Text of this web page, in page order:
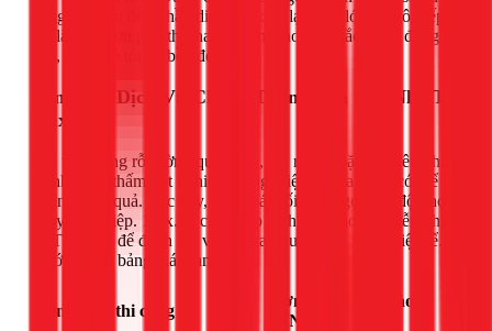
dùng rulo lăn đều phần diện tích còn lại. Đợi lớp 1 khô, tiếp
tục lăn lớp sơn phủ thứ hai để đảm bảo màu sắc được đồng
đều, che phủ tốt và bền đẹp.
Bảng Giá Dịch Vụ Chống Thấm, Sơn Sửa Nhà Tại
1Fix.vn
Khi tình trạng rỗ tường quá nặng, lan rộng hoặc nguyên nhân
chính là do thấm dột nghiêm trọng, việc tự sửa chữa có thể
không hiệu quả. Lúc này, giải pháp tối ưu là gọi cho đội thợ
chuyên nghiệp. 1Fix.vn cung cấp dịch vụ khảo sát miễn phí
tại TPHCM để đánh giá và đưa ra phương án xử lý triệt để.
Dưới đây là bảng giá tham khảo:
Hạng mục thi công
Đơn giá tham khảo
(VNĐ/m²)